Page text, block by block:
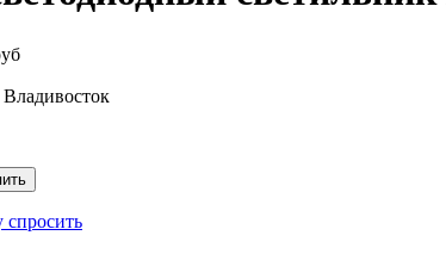
Владивосток
спросить